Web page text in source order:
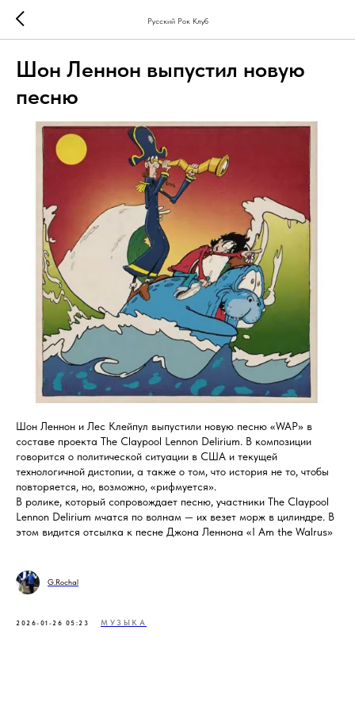
Русский Рок Клуб
Шон Леннон выпустил новую
песню
Шон Леннон и Лес Клейпул выпустили новую песню «WAP» в
составе проекта The Claypool Lennon Delirium. В композиции
говорится о политической ситуации в США и текущей
технологичной дистопии, а также о том, что история не то, чтобы
повторяется, но, возможно, «рифмуется».
В ролике, который сопровождает песню, участники The Claypool
Lennon Delirium мчатся по волнам — их везет морж в цилиндре. В
этом видится отсылка к песне Джона Леннона «I Am the Walrus»
G.Rochal
2026-01-26 05:23 МУЗЫКА